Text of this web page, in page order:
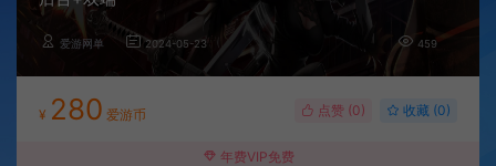
爱游网单 2024-05-23 459
¥ 280 爱游币 点赞 (0) 收藏 (0)
年费VIP免费